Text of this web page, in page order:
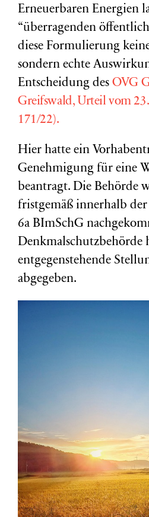
Erneuerbaren Energien
“überragenden
diese Formulierung
sondern echte
Entscheidung des OVG
Greifswald, Urteil vom
171/22).
Hier hatte ein
Genehmigung für eine
beantragt. Die Behörde
fristgemäß innerhalb der
6a BImSchG
Denkmalschutzbehörde
entgegenstehende
abgegeben.